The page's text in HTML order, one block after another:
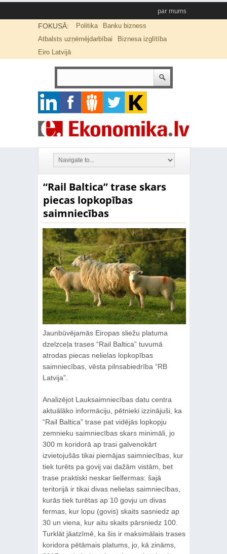
par mums
FOKUSĀ: Politika
Banku bizness
Atbalsts uzņēmējdarbībai
Biznesa izglītība
Eiro Latvijā
“Rail Baltica” trase skars
piecas lopkopības
saimniecības
Jaunbūvējamās Eiropas sliežu platuma
dzelzceļa trases “Rail Baltica” tuvumā
atrodas piecas nelielas lopkopības
saimniecības, vēsta pilnsabiedrība “RB
Latvija”.
Analizējot Lauksaimniecības datu centra
aktuālāko informāciju, pētnieki izzinājuši, ka
“Rail Baltica” trase pat vidējās lopkopju
zemnieku saimniecības skars minimāli, jo
300 m koridorā ap trasi galvenokārt
izvietojušās tikai piemājas saimniecības, kur
tiek turēts pa govij vai dažām vistām, bet
trase praktiski neskar lielfermas: šajā
teritorijā ir tikai divas nelielas saimniecības,
kurās tiek turētas ap 10 govju un divas
fermas, kur lopu (govis) skaits sasniedz ap
30 un viena, kur aitu skaits pārsniedz 100.
Turklāt jāatzīmē, ka šis ir maksimālais trases
koridora pētāmais platums, jo, kā zināms,